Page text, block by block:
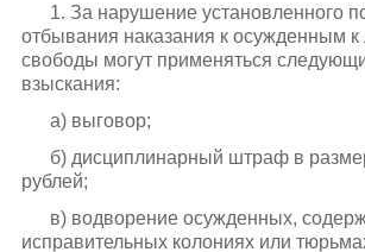
1. За нарушение установленного
отбывания наказания к осужденным
свободы могут применяться
взыскания:
а) выговор;
б) дисциплинарный штраф в
рублей;
в) водворение осужденных,
исправительных колониях или